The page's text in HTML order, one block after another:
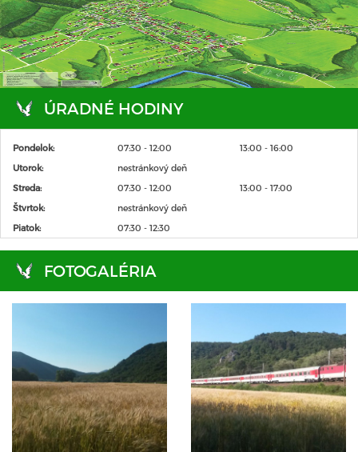
ÚRADNÉ HODINY
Pondelok: 07:30 - 12:00
13:00 - 16:00
Utorok:
nestránkový deň
Streda:
07:30 - 12:00
13:00 - 17:00
Štvrtok:
nestránkový deň
Piatok:
07:30 - 12:30
FOTOGALÉRIA